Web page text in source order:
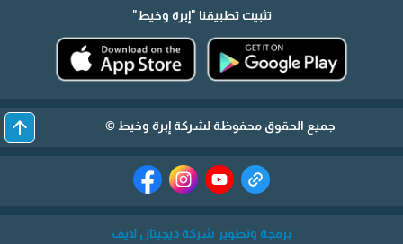
تثبيت تطبيقنا "إبرة وخيط"
جميع الحقوق محفوظة لشركة إبرة وخيط © arrow_upward
برمجة وتطوير شركة ديجيتال لايف